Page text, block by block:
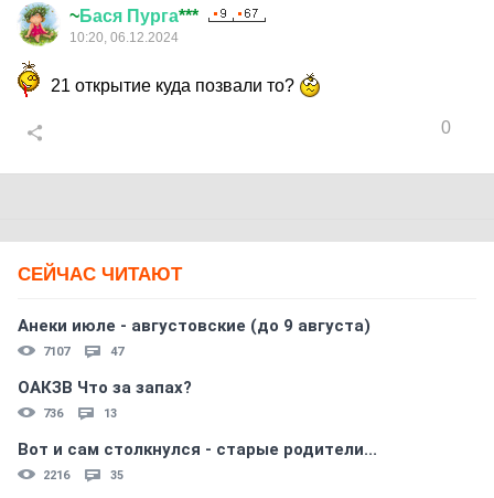
~Бася Пурга***
10:20, 06.12.2024
21 открытие куда позвали то?
0
СЕЙЧАС ЧИТАЮТ
Анеки июле - августовские (до 9 августа)
7107 47
ОАКЗВ Что за запах?
736 13
Вот и сам столкнулся - старые родители...
2216 35